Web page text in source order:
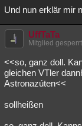
Und nun erklär mir
UffTaTa
Mitglied gesperrt
<<so, ganz doll.
gleichen VTler
Astronazúten<<
sollheißen